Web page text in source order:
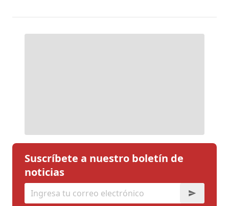
Suscríbete a nuestro boletín de
noticias